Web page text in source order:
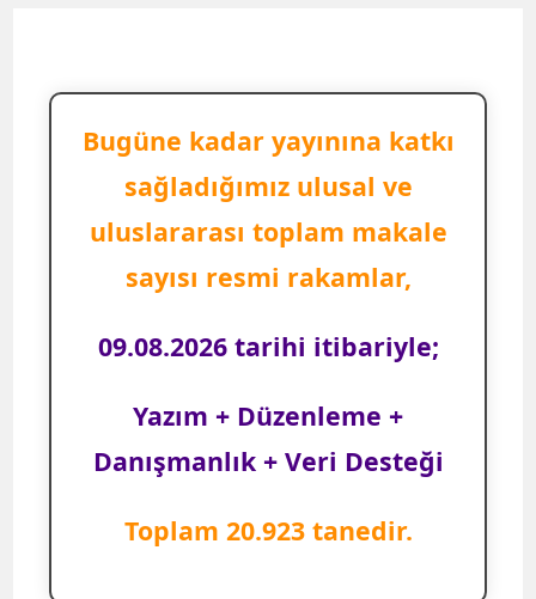
Bugüne kadar yayınına katkı
sağladığımız ulusal ve
uluslararası toplam makale
sayısı resmi rakamlar,
09.08.2026 tarihi itibariyle;
Yazım + Düzenleme +
Danışmanlık + Veri Desteği
Toplam 20.923 tanedir.